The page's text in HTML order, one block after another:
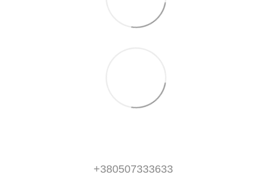
+380507333633